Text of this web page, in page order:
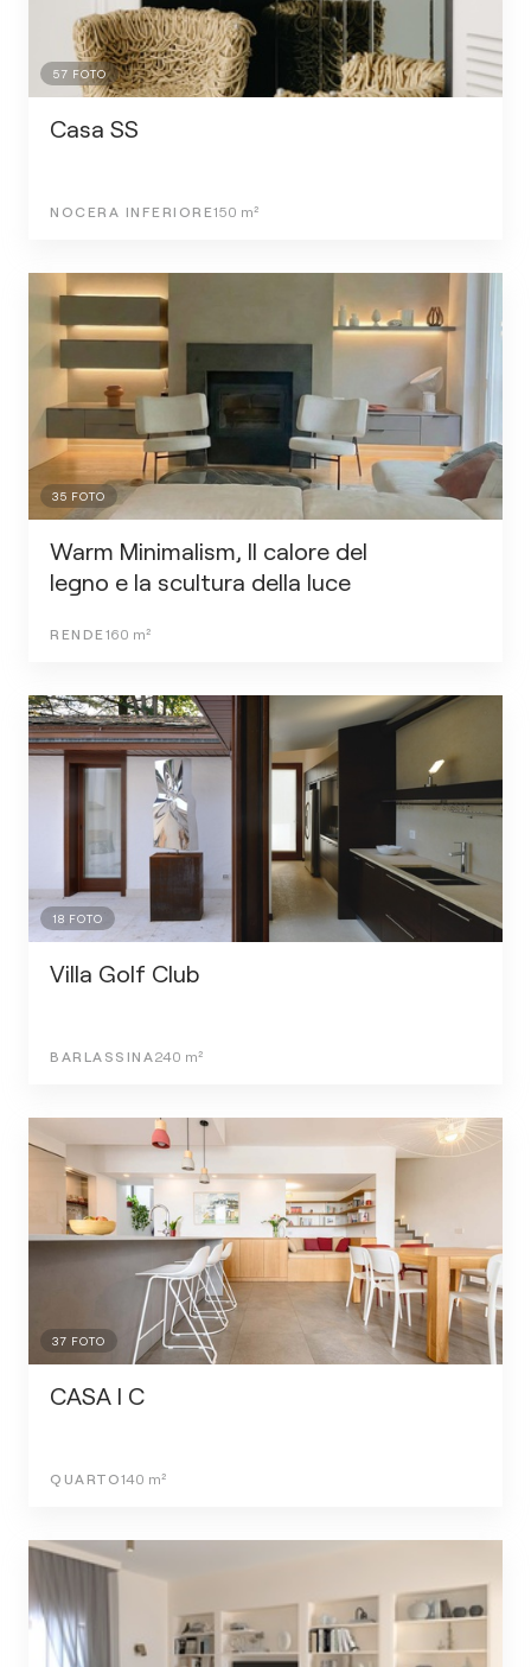
57 FOTO
Casa SS
NOCERA INFERIORE150 m²
35 FOTO
Warm Minimalism, Il calore del
legno e la scultura della luce
RENDE 160 m²
18 FOTO
Villa Golf Club
BARLASSINA 240 m²
37 FOTO
CASA I C
QUARTO140 m²